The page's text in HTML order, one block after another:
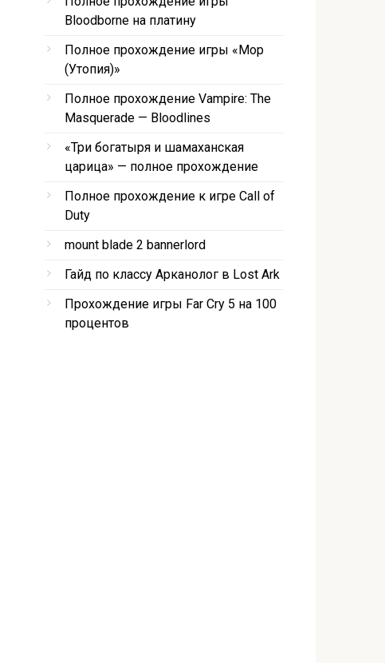
Bloodborne на платину
Полное прохождение игры «Мор
(Утопия)»
Полное прохождение Vampire: The
Masquerade — Bloodlines
«Три богатыря и шамаханская
царица» — полное прохождение
Полное прохождение к игре Call of
Duty
mount blade 2 bannerlord
Гайд по классу Арканолог в Lost Ark
Прохождение игры Far Cry 5 на 100
процентов